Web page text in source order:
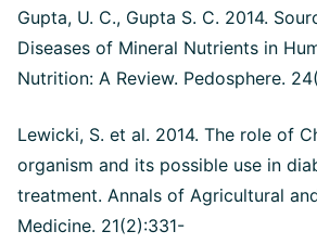
Gupta, U. C., Gupta S. C. 2014.
Diseases of Mineral Nutrients in
Nutrition: A Review. Pedosphere.
Lewicki, S. et al. 2014. The role of
organism and its possible use in
treatment. Annals of Agricultural
Medicine. 21(2):331-